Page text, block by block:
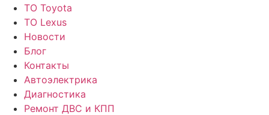
ТО Toyota
ТО Lexus
Новости
Блог
Контакты
Автоэлектрика
Диагностика
Ремонт ДВС и КПП